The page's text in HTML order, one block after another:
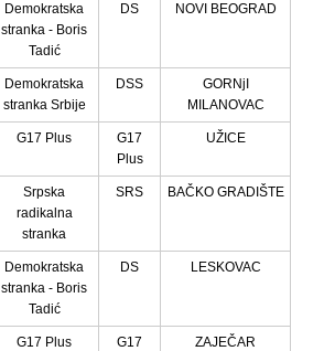
Demokratska
stranka - Boris
Tadić
DS NOVI BEOGRAD
Demokratska
stranka Srbije
DSS
GORNjI
MILANOVAC
G17 Plus
G17
Plus
UŽICE
Srpska
radikalna
stranka
SRS BAČKO GRADIŠTE
Demokratska
stranka - Boris
Tadić
DS LESKOVAC
G17 Plus
G17
ZAJEČAR